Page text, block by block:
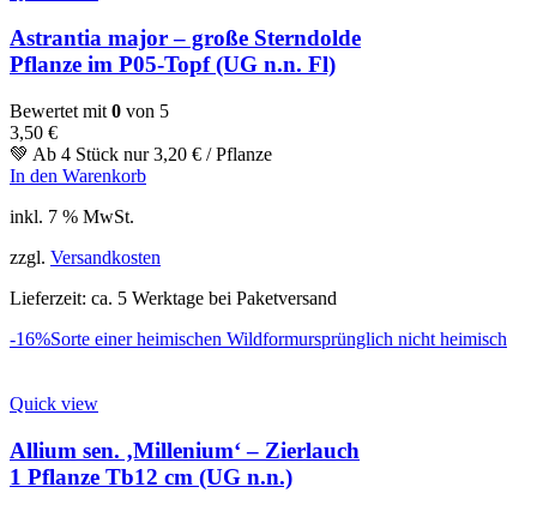
Astrantia major – große Sterndolde
Pflanze im P05-Topf (UG n.n. Fl)
Bewertet mit 0 von 5
3,50 €
💚 Ab 4 Stück nur3,20 € / Pflanze
In den Warenkorb
inkl. 7 % MwSt.
zzgl. Versandkosten
Lieferzeit: ca. 5 Werktage bei Paketversand
-16%Sorte einer heimischen Wildformursprünglich nicht heimisch
Quick view
Allium sen. ‚Millenium‘ – Zierlauch
1 Pflanze Tb12 cm (UG n.n.)